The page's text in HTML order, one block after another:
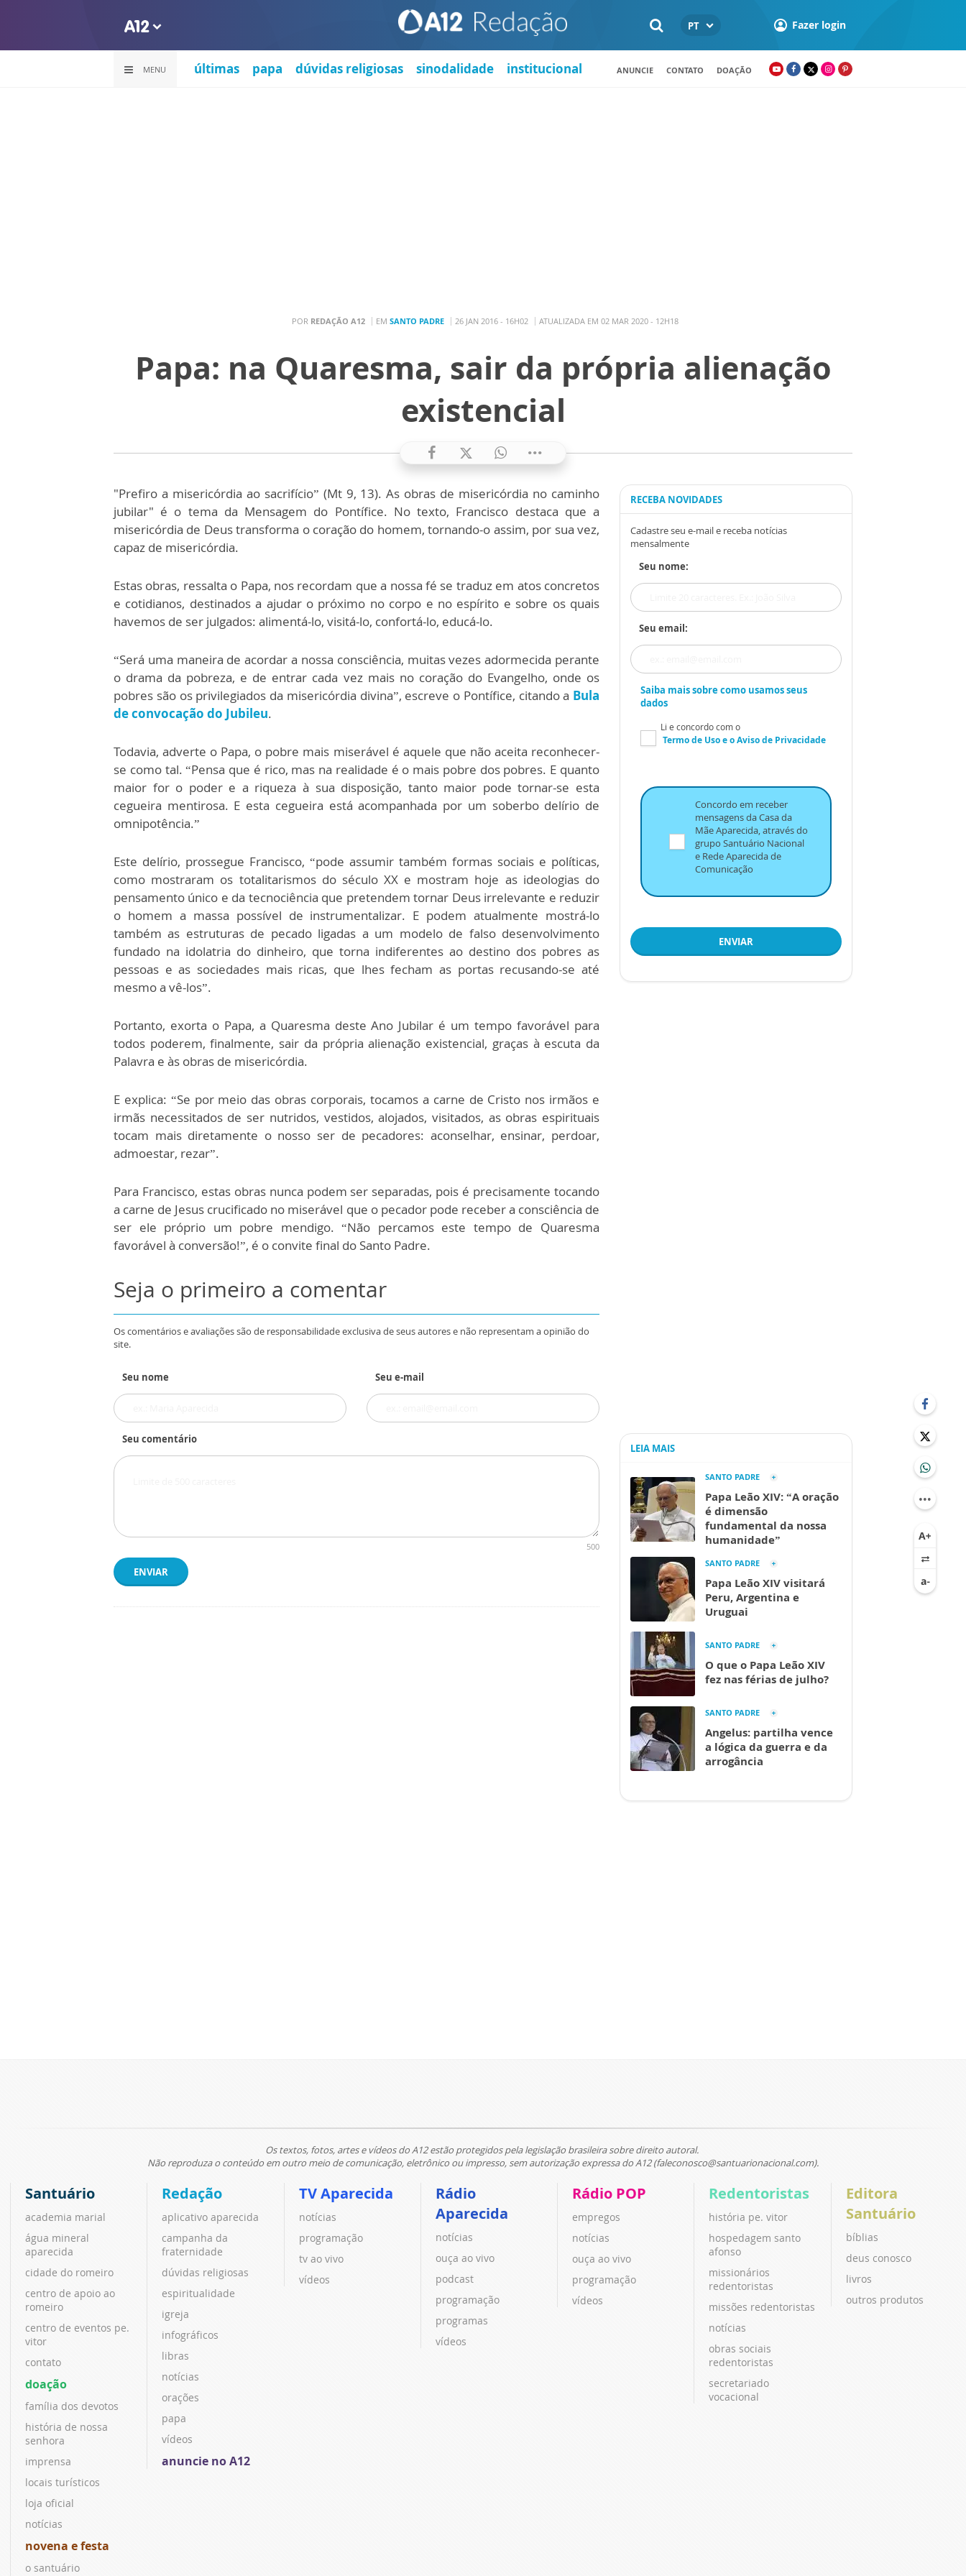
PT Fazer login
MENU últimas papa dúvidas religiosas sinodalidade institucional ANUNCIE CONTATO DOAÇÃO
POR REDAÇÃO A12 EM SANTO PADRE 26 JAN 2016 - 16H02 ATUALIZADA EM 02 MAR 2020 - 12H18
Papa: na Quaresma, sair da própria alienação
existencial
"Prefiro a misericórdia ao sacrifício” (Mt 9, 13). As obras de misericórdia no caminho
jubilar" é o tema da Mensagem do Pontífice. No texto, Francisco destaca que a
misericórdia de Deus transforma o coração do homem, tornando-o assim, por sua vez,
capaz de misericórdia.
Estas obras, ressalta o Papa, nos recordam que a nossa fé se traduz em atos concretos
e cotidianos, destinados a ajudar o próximo no corpo e no espírito e sobre os quais
havemos de ser julgados: alimentá-lo, visitá-lo, confortá-lo, educá-lo.
“Será uma maneira de acordar a nossa consciência, muitas vezes adormecida perante
o drama da pobreza, e de entrar cada vez mais no coração do Evangelho, onde os
pobres são os privilegiados da misericórdia divina”, escreve o Pontífice, citando a Bula
de convocação do Jubileu.
Todavia, adverte o Papa, o pobre mais miserável é aquele que não aceita reconhecer-
se como tal. “Pensa que é rico, mas na realidade é o mais pobre dos pobres. E quanto
maior for o poder e a riqueza à sua disposição, tanto maior pode tornar-se esta
cegueira mentirosa. E esta cegueira está acompanhada por um soberbo delírio de
omnipotência.”
Este delírio, prossegue Francisco, “pode assumir também formas sociais e políticas,
como mostraram os totalitarismos do século XX e mostram hoje as ideologias do
pensamento único e da tecnociência que pretendem tornar Deus irrelevante e reduzir
o homem a massa possível de instrumentalizar. E podem atualmente mostrá-lo
também as estruturas de pecado ligadas a um modelo de falso desenvolvimento
fundado na idolatria do dinheiro, que torna indiferentes ao destino dos pobres as
pessoas e as sociedades mais ricas, que lhes fecham as portas recusando-se até
mesmo a vê-los”.
Portanto, exorta o Papa, a Quaresma deste Ano Jubilar é um tempo favorável para
todos poderem, finalmente, sair da própria alienação existencial, graças à escuta da
Palavra e às obras de misericórdia.
E explica: “Se por meio das obras corporais, tocamos a carne de Cristo nos irmãos e
irmãs necessitados de ser nutridos, vestidos, alojados, visitados, as obras espirituais
tocam mais diretamente o nosso ser de pecadores: aconselhar, ensinar, perdoar,
admoestar, rezar”.
Para Francisco, estas obras nunca podem ser separadas, pois é precisamente tocando
a carne de Jesus crucificado no miserável que o pecador pode receber a consciência de
ser ele próprio um pobre mendigo. “Não percamos este tempo de Quaresma
favorável à conversão!”, é o convite final do Santo Padre.
Seja o primeiro a comentar
Os comentários e avaliações são de responsabilidade exclusiva de seus autores e não representam a opinião do
site.
Seu nome Seu e-mail
Seu comentário
500
ENVIAR
RECEBA NOVIDADES
Cadastre seu e-mail e receba notícias
mensalmente
Seu nome:
Seu email:
Saiba mais sobre como usamos seus
dados
Li e concordo com o
Termo de Usoe oAviso de Privacidade
Concordo em receber
mensagens da Casa da
Mãe Aparecida, através do
grupo Santuário Nacional
e Rede Aparecida de
Comunicação
ENVIAR
LEIA MAIS
SANTO PADRE
Papa Leão XIV: “A oração
é dimensão
fundamental da nossa
humanidade”
SANTO PADRE
Papa Leão XIV visitará
Peru, Argentina e
Uruguai
SANTO PADRE
O que o Papa Leão XIV
fez nas férias de julho?
SANTO PADRE
Angelus: partilha vence
a lógica da guerra e da
arrogância
Os textos, fotos, artes e vídeos do A12 estão protegidos pela legislação brasileira sobre direito autoral.
Não reproduza o conteúdo em outro meio de comunicação, eletrônico ou impresso, sem autorização expressa do A12 (faleconosco@santuarionacional.com).
Santuário
academia marial
água mineral
aparecida
cidade do romeiro
centro de apoio ao
romeiro
centro de eventos pe.
vitor
contato
doação
família dos devotos
história de nossa
senhora
imprensa
locais turísticos
loja oficial
notícias
novena e festa
o santuário
Redação
aplicativo aparecida
campanha da
fraternidade
dúvidas religiosas
espiritualidade
igreja
infográficos
libras
notícias
orações
papa
vídeos
anuncie no A12
TV Aparecida
notícias
programação
tv ao vivo
vídeos
Rádio
Aparecida
notícias
ouça ao vivo
podcast
programação
programas
vídeos
Rádio POP
empregos
notícias
ouça ao vivo
programação
vídeos
Redentoristas
história pe. vitor
hospedagem santo
afonso
missionários
redentoristas
missões redentoristas
notícias
obras sociais
redentoristas
secretariado
vocacional
Editora
Santuário
bíblias
deus conosco
livros
outros produtos